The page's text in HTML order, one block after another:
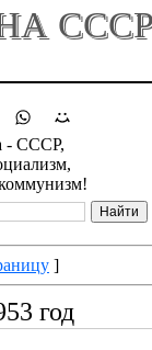
- СССР,
]
год